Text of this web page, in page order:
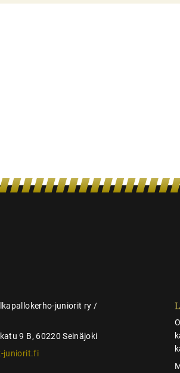
juniorit ry /
9 B, 60220 Seinäjoki
juniorit.fi